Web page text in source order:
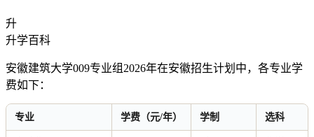
升
升学百科
安徽建筑大学009专业组2026年在安徽招生计划中，各专业学
费如下：
专业 学费（元/年） 学制 选科